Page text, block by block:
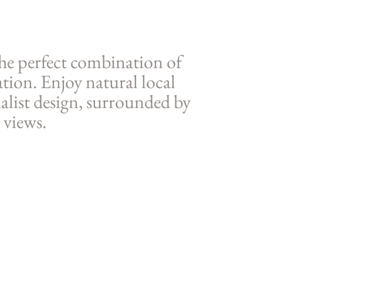
perfect combination of
Enjoy natural local
design, surrounded by